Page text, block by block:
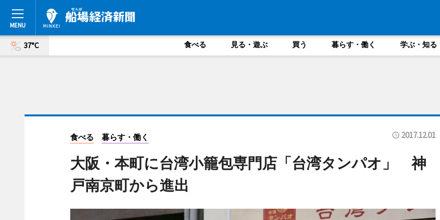
37°C 食べる 見る・遊ぶ 買う 暮らす・働く 学ぶ・知る
食べる 暮らす・働く 2017.12.01
大阪・本町に台湾小籠包専門店「台湾タンパオ」 神
戸南京町から進出